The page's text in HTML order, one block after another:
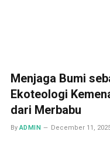
Menjaga Bumi
Ekoteologi
dari Merbabu
By ADMIN December 11,